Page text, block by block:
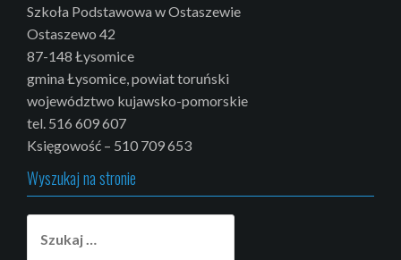
Szkoła Podstawowa w Ostaszewie
Ostaszewo 42
87-148 Łysomice
gmina Łysomice, powiat toruński
województwo kujawsko-pomorskie
tel. 516 609 607
Księgowość – 510 709 653
Wyszukaj na stronie